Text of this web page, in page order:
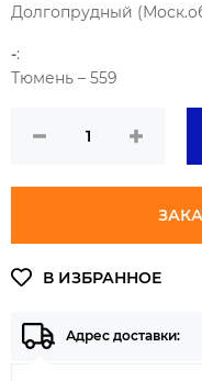
Долгопрудный
-:
Тюмень – 559
Адрес доставки: